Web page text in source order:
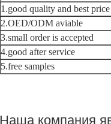
1.good quality and best price
2.OED/ODM aviable
3.small order is accepted
4.good after service
5.free samples
Наша компания